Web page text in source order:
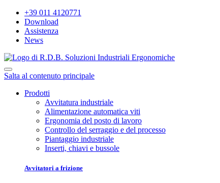
+39 011 4120771
Download
Assistenza
News
Salta al contenuto principale
Prodotti
Avvitatura industriale
Alimentazione automatica viti
Ergonomia del posto di lavoro
Controllo del serraggio e del processo
Piantaggio industriale
Inserti, chiavi e bussole
Avvitatori a frizione